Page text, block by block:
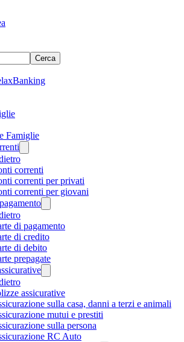
Cerca
Famiglie
correnti
correnti per privati
correnti per giovani
di pagamento
di credito
di debito
prepagate
assicurative
sulla casa, danni a terzi e animali
mutui e prestiti
sulla persona
RC Auto